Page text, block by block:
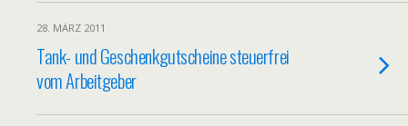
28. MÄRZ 2011
Tank- und Geschenkgutscheine steuerfrei
vom Arbeitgeber